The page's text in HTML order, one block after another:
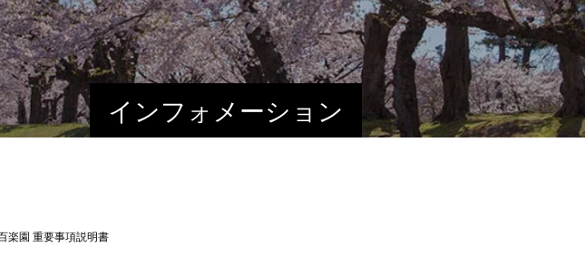
インフォメーション
楽園 重要事項説明書